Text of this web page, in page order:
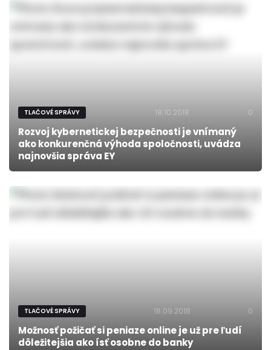
TLAČOVÉ SPRÁVY 18.10.2018 0
Rozvoj kybernetickej bezpečnosti je vnímaný
ako konkurenčná výhoda spoločnosti, uvádza
najnovšia správa EY
TLAČOVÉ SPRÁVY 18.09.2018 0
Možnosť požičať si peniaze online je už pre ľudí
dôležitejšia ako ísť osobne do banky